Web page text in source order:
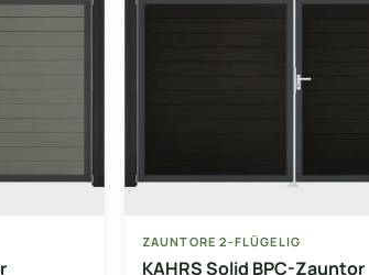
ZAUNTORE 2-FLÜGELIG
KAHRS Solid BPC-Zauntor